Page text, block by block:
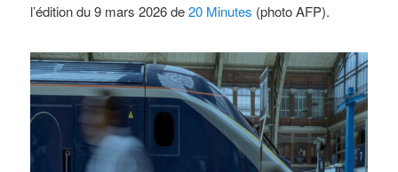
l’édition du 9 mars 2026 de20 Minutes (photo AFP).